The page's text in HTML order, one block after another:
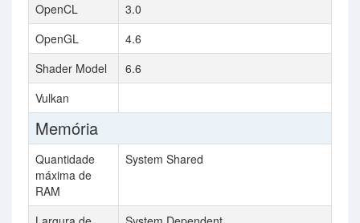
OpenCL
3.0
OpenGL
4.6
Shader Model
6.6
Vulkan
Memória
Quantidade
máxima de
RAM
System Shared